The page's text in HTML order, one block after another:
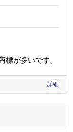
が多いです。
詳細